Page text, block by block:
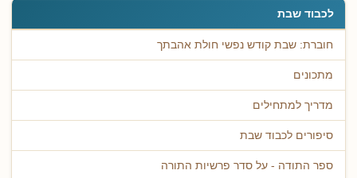
לכבוד שבת
חוברת: שבת קודש נפשי חולת אהבתך
מתכונים
מדריך למתחילים
סיפורים לכבוד שבת
ספר התודה - על סדר פרשיות התורה